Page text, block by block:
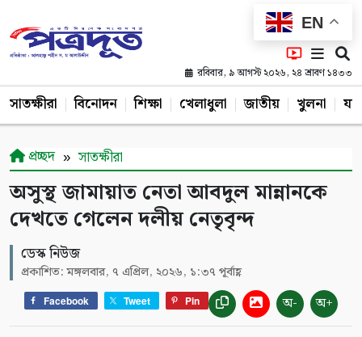
EN
রবিবার, ৯ আগস্ট ২০২৬, ২৪ শ্রাবণ ১৪৩৩
সাতক্ষীরা বিনোদন শিক্ষা খেলাধুলা জাতীয় খুলনা
প্রচ্ছদ সাতক্ষীরা
অসুস্থ জামায়াত নেতা আবদুল মান্নানকে
দেখতে গেলেন দলীয় নেতৃবৃন্দ
ডেস্ক নিউজ
প্রকাশিত: মঙ্গলবার, ৭ এপ্রিল, ২০২৬, ১:৩৭ পূর্বাহ্ণ
Facebook Tweet Pin অ- অ+